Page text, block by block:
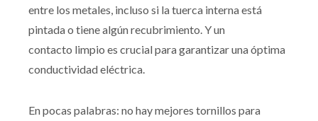
entre los metales, incluso si la tuerca interna está
pintada o tiene algún recubrimiento. Y un
contacto limpio es crucial para garantizar una óptima
conductividad eléctrica.
En pocas palabras: no hay mejores tornillos para